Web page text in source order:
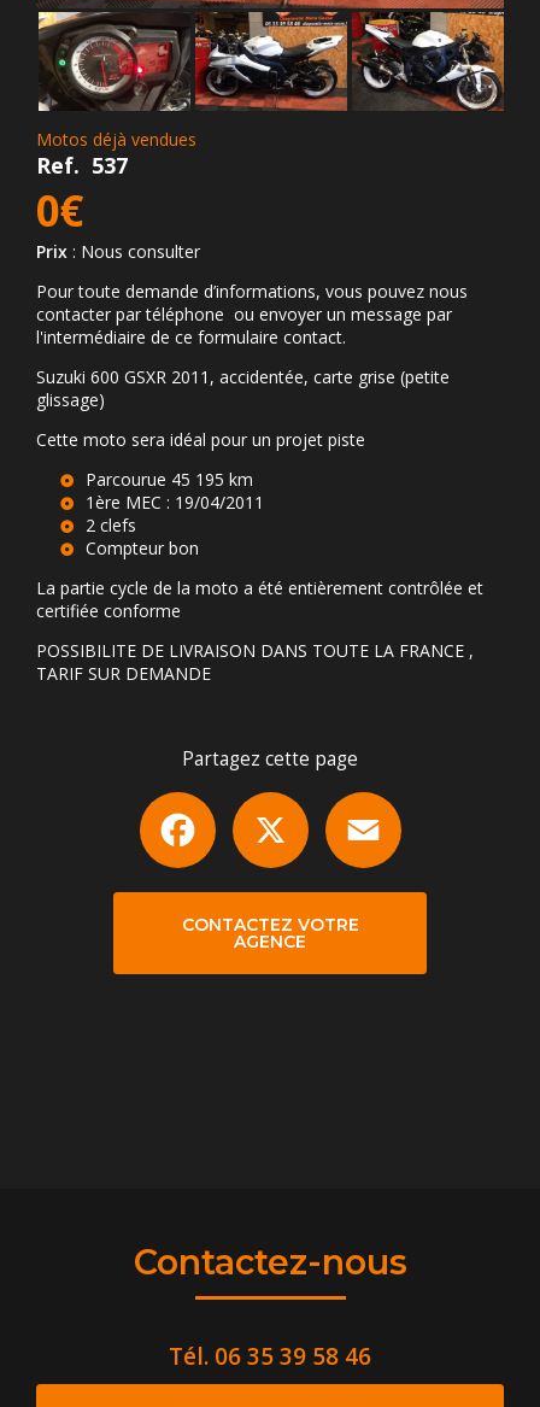
Motos déjà vendues
Ref. 537
0€
Prix : Nous consulter
Pour toute demande d’informations, vous pouvez nous
contacter par téléphone ou envoyer un message par
l'intermédiaire de ce formulaire contact.
Suzuki 600 GSXR 2011, accidentée, carte grise (petite
glissage)
Cette moto sera idéal pour un projet piste
Parcourue 45 195 km
1ère MEC : 19/04/2011
2 clefs
Compteur bon
La partie cycle de la moto a été entièrement contrôlée et
certifiée conforme
POSSIBILITE DE LIVRAISON DANS TOUTE LA FRANCE ,
TARIF SUR DEMANDE
Partagez cette page
Facebook
CONTACTEZ VOTRE
AGENCE
Contactez-nous
Tél. 06 35 39 58 46